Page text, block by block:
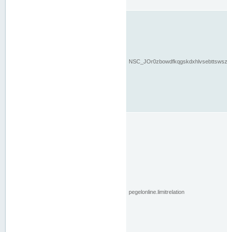
pegelonline.limitrelation